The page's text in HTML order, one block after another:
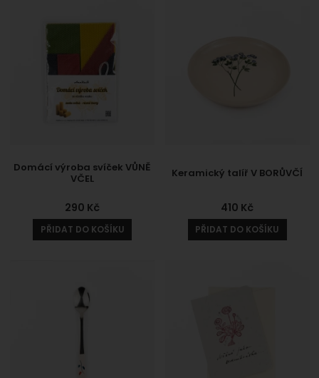
Domácí výroba svíček VŮNĚ
VČEL
290 Kč
PŘIDAT DO KOŠÍKU
Keramický talíř V BORŮVČÍ
410 Kč
PŘIDAT DO KOŠÍKU